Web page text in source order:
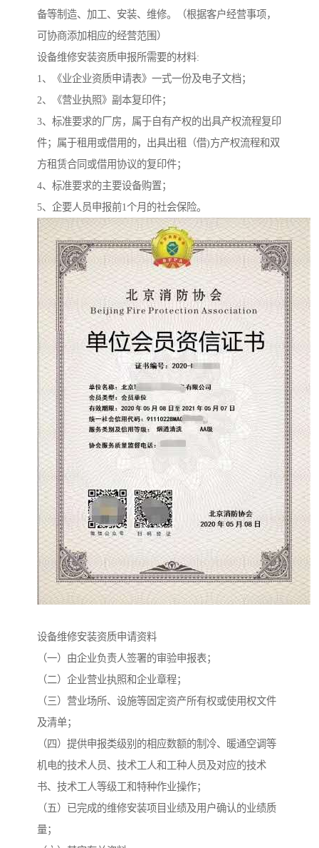
备等制造、加工、安装、维修。（根据客户经营事项，
可协商添加相应的经营范围）
设备维修安装资质申报所需要的材料:
1、《业企业资质申请表》一式一份及电子文档；
2、《营业执照》副本复印件；
3、标准要求的厂房，属于自有产权的出具产权流程复印
件；属于租用或借用的，出具出租（借)方产权流程和双
方租赁合同或借用协议的复印件；
4、标准要求的主要设备购置；
5、企要人员申报前1个月的社会保险。
设备维修安装资质申请资料
（一）由企业负责人签署的审验申报表；
（二）企业营业执照和企业章程；
（三）营业场所、设施等固定资产所有权或使用权文件
及清单；
（四）提供申报类级别的相应数额的制冷、暖通空调等
机电的技术人员、技术工人和工种人员及对应的技术
书、技术工人等级工和特种作业操作；
（五）已完成的维修安装项目业绩及用户确认的业绩质
量；